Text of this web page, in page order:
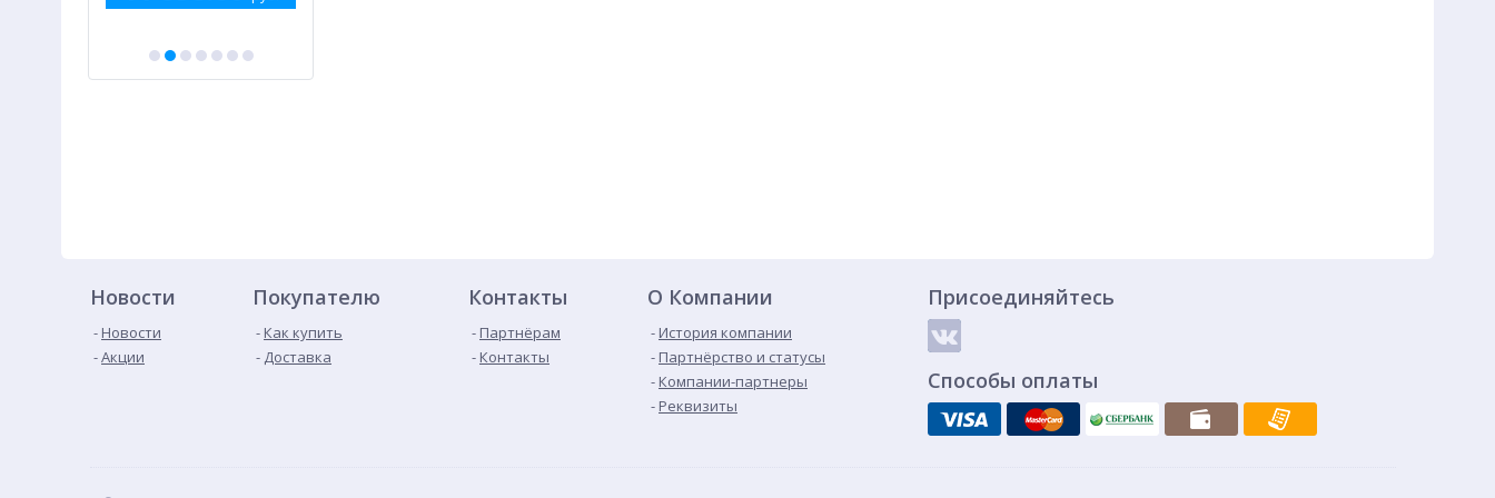
Новости
Новости
Акции
Покупателю
Как купить
Доставка
Контакты
Партнёрам
Контакты
О Компании
История компании
Партнёрство и статусы
Компании-партнеры
Реквизиты
Присоединяйтесь
Способы оплаты